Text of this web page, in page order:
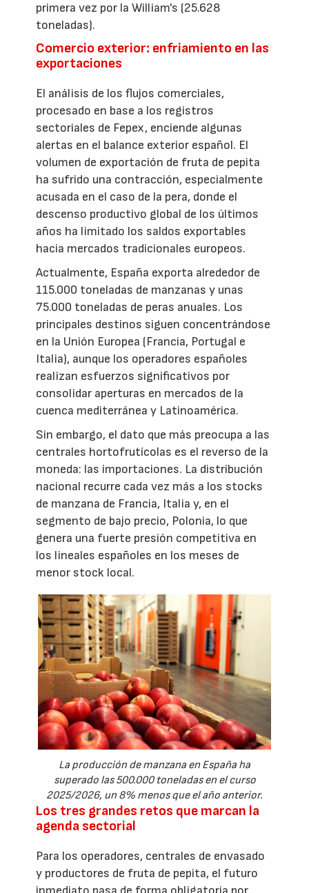
primera vez por la William's (25.628
toneladas).
Comercio exterior: enfriamiento en las
exportaciones
El análisis de los flujos comerciales,
procesado en base a los registros
sectoriales de Fepex, enciende algunas
alertas en el balance exterior español. El
volumen de exportación de fruta de pepita
ha sufrido una contracción, especialmente
acusada en el caso de la pera, donde el
descenso productivo global de los últimos
años ha limitado los saldos exportables
hacia mercados tradicionales europeos.
Actualmente, España exporta alrededor de
115.000 toneladas de manzanas y unas
75.000 toneladas de peras anuales. Los
principales destinos siguen concentrándose
en la Unión Europea (Francia, Portugal e
Italia), aunque los operadores españoles
realizan esfuerzos significativos por
consolidar aperturas en mercados de la
cuenca mediterránea y Latinoamérica.
Sin embargo, el dato que más preocupa a las
centrales hortofrutícolas es el reverso de la
moneda: las importaciones. La distribución
nacional recurre cada vez más a los stocks
de manzana de Francia, Italia y, en el
segmento de bajo precio, Polonia, lo que
genera una fuerte presión competitiva en
los lineales españoles en los meses de
menor stock local.
La producción de manzana en España ha
superado las 500.000 toneladas en el curso
2025/2026, un 8% menos que el año anterior.
Los tres grandes retos que marcan la
agenda sectorial
Para los operadores, centrales de envasado
y productores de fruta de pepita, el futuro